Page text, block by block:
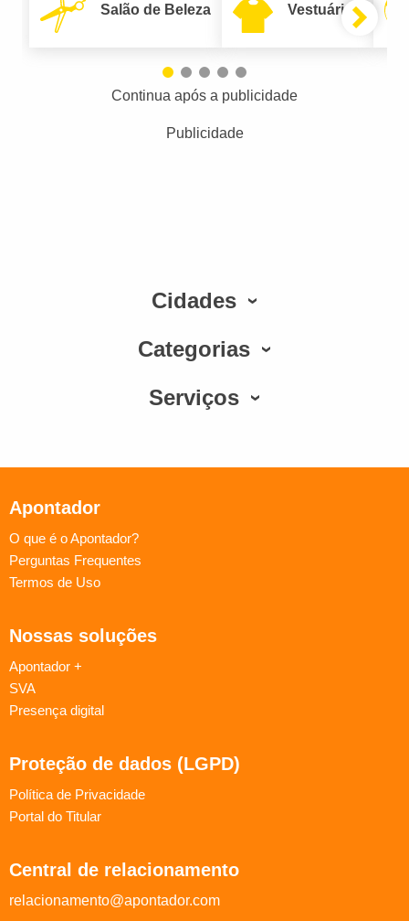
Salão de Beleza Vestuário
Continua após a publicidade
Publicidade
Cidades
Categorias
Serviços
Apontador
O que é o Apontador?
Perguntas Frequentes
Termos de Uso
Nossas soluções
Apontador +
SVA
Presença digital
Proteção de dados (LGPD)
Política de Privacidade
Portal do Titular
Central de relacionamento
relacionamento@apontador.com